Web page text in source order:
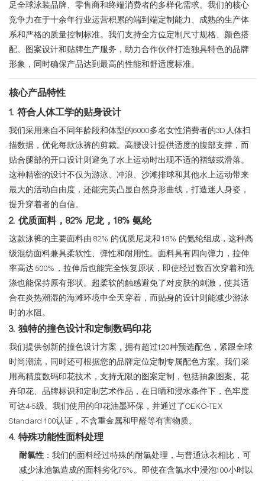
足全球泳装品牌、零售商和终端消费者的多样化需求。我们的核心
竞争力在于十余年行业运营积累的端到端定制能力、成熟的生产体
系​​和严格的质量控制标准。我们支持全方位定制尺寸规格、颜色搭
配、图案设计和贴牌生产服务，助力合作伙伴打造独具特色的品牌
形象，同时确保产品达到最高的性能和舒适度标准。
核心产品特性
1. 符合人体工学的贴身设计
我们采用来自不同年龄段和体型的6000多名女性消费者的3D人体扫
描数据，优化每款泳裤的剪裁。高腰设计提供适度的腹部支撑，而
贴合腿部的开口设计则避免了水上运动时出现不适的褶皱或滑落。
这种精密的设计不仅为游泳、冲浪、沙滩排球和其他水上运动带来
最大的活动自由度，还能完美凸显自然身形曲线，打造迷人身姿，
提升穿着者的自信。
2. 优质面料，82% 尼龙，18% 氨纶
这款泳裤的主要面料由 82% 的优质尼龙和 18% 的氨纶组成，这种高
级混纺面料兼具柔软性、弹性和耐用性。面料具有四向弹力，拉伸
率高达 500%，拉伸后也能完全恢复原状，即使经过数百次穿着和洗
涤也能保持原有形状。超柔软的触感避免了对皮肤的刺激，使其适
合在炎热潮湿的海滩环境中全天穿着，而贴身的设计则能减少游泳
时的水阻。
3. 独特的撞色设计和定制数码印花
我们提供创新的撞色设计方案，拥有超过120种预选配色，紧跟全球
时尚潮流，同时还可根据您的品牌定位定制专属配色方案。我们采
用高精度数码印花技术，支持无限的图案定制，包括抽象图案、花
卉印花、品牌标识和定制艺术作品，在日晒和浸水条件下，色牢度
可达4-5级。我们使用的印花油墨环保，并通过了OEKO-TEX
Standard 100认证，不含重金属和甲醛等有害物质。
4. 特殊功能性面料处理
耐氯性：我们的面料经过特殊的耐氯处理，与普通泳衣相比，可
减少泳池氯造成的面料劣化75%。即使在含氯水中浸泡100小时以